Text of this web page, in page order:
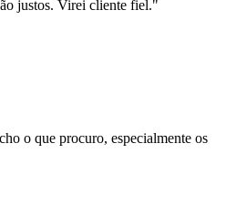
justos. Virei cliente fiel."
o que procuro, especialmente os